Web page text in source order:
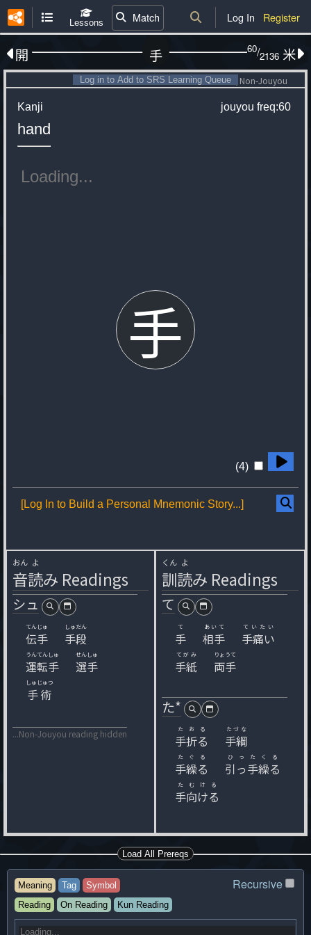
Lessons Match Log In Register
開 60/2136
手 米
Non-Jouyou
Log in to Add to SRS Learning Queue
Kanji
hand
jouyou freq:60
手
(4)
[Log In to Build a Personal Mnemonic Story...]
音
おん
読
よ
み Readings
シュ
伝手
てんじゅ
手段
しゅだん
運転手
うんてんしゅ
選手
せんしゅ
手術
しゅじゅつ
...Non-Jouyou reading hidden
訓
くん
読
よ
み Readings
て
手
て
相手
あいて
手痛い
ていたい
手紙
てがみ
両手
りょうて
た*
手折る
たおる
手綱
たづな
手繰る
たぐる
引っ手繰る
ひったくる
手向ける
たむける
Load All Prereqs
Recursive
Meaning Tag
Symbol
Reading
On Reading Kun Reading